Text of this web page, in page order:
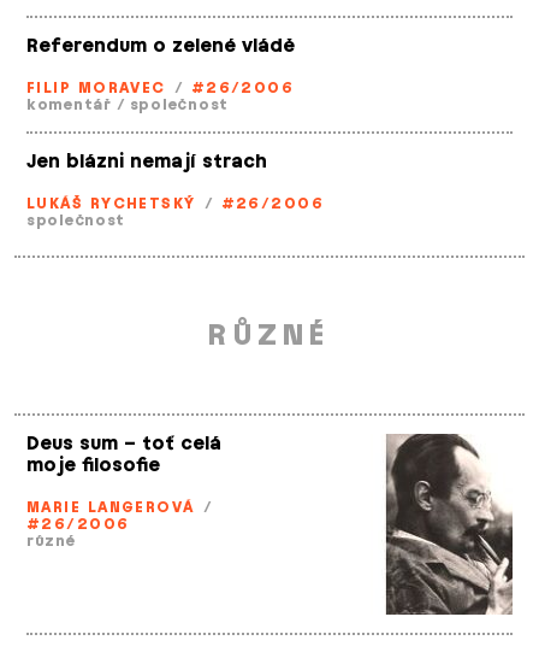
Referendum o zelené vládě
FILIP MORAVEC / #26/2006
komentář / společnost
Jen blázni nemají strach
LUKÁŠ RYCHETSKÝ / #26/2006
společnost
RŮZNÉ
Deus sum – toť celá
moje filosofie
MARIE LANGEROVÁ /
#26/2006
různé